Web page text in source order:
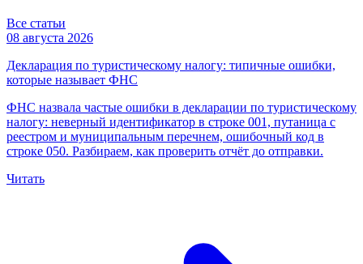
Все статьи
08 августа 2026
Декларация по туристическому налогу: типичные ошибки,
которые называет ФНС
ФНС назвала частые ошибки в декларации по туристическому
налогу: неверный идентификатор в строке 001, путаница с
реестром и муниципальным перечнем, ошибочный код в
строке 050. Разбираем, как проверить отчёт до отправки.
Читать